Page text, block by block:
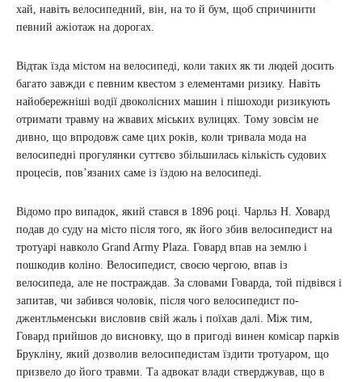
хай, навіть велосипедний, він, на то й бум, щоб спричинити
певний ажіотаж на дорогах.
Відтак їзда містом на велосипеді, коли таких як ти людей досить
багато завжди є певним квестом з елементами ризику. Навіть
найобережніші водії двоколісних машин і пішоходи ризикують
отримати травму на жвавих міських вулицях. Тому зовсім не
дивно, що впродовж саме цих років, коли тривала мода на
велосипедні прогулянки суттєво збільшилась кількість судових
процесів, пов’язаних саме із їздою на велосипеді.
Відомо про випадок, який стався в 1896 році. Чарльз Н. Ховард
подав до суду на місто після того, як його збив велосипедист на
тротуарі навколо Grand Army Plaza. Говард впав на землю і
пошкодив коліно. Велосипедист, своєю чергою, впав із
велосипеда, але не постраждав. За словами Говарда, той підвівся і
запитав, чи забився чоловік, після чого велосипедист по-
джентльменськи висловив свій жаль і поїхав далі. Між тим,
Говард прийшов до висновку, що в пригоді винен комісар парків
Брукліну, який дозволив велосипедистам їздити тротуаром, що
призвело до його травми. Та адвокат влади стверджував, що в